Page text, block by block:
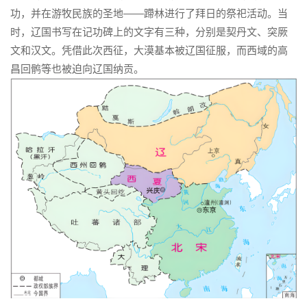
功，并在游牧民族的圣地——蹛林进行了拜日的祭祀活动。当
时，辽国书写在记功碑上的文字有三种，分别是契丹文、突厥
文和汉文。凭借此次西征，大漠基本被辽国征服，而西域的高
昌回鹘等也被迫向辽国纳贡。